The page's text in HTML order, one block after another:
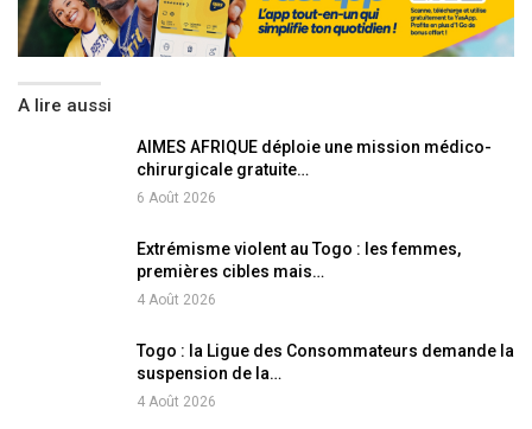
A lire aussi
AIMES AFRIQUE déploie une mission médico-
chirurgicale gratuite…
6 Août 2026
Extrémisme violent au Togo : les femmes,
premières cibles mais…
4 Août 2026
Togo : la Ligue des Consommateurs demande la
suspension de la…
4 Août 2026